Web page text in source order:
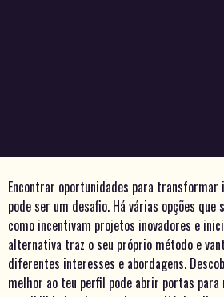
Encontrar oportunidades para
pode ser um desafio. Há várias opções
como incentivam projetos inovadores e
alternativa traz o seu próprio método e
diferentes interesses e abordagens.
melhor ao teu perfil pode abrir portas para